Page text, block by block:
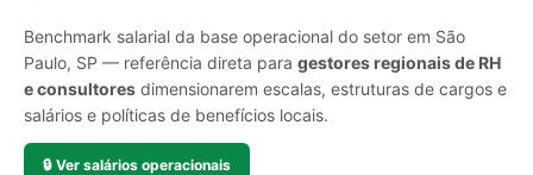
Benchmark salarial da base operacional do setor em São
Paulo, SP — referência direta para gestores regionais de RH
e consultores dimensionarem escalas, estruturas de cargos e
salários e políticas de benefícios locais.
🔒 Ver salários operacionais